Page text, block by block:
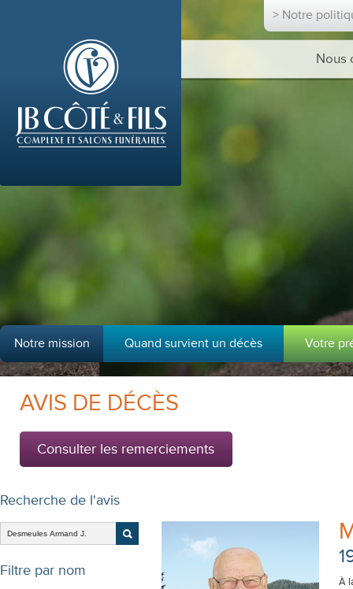
> Notre
Nous
Notre mission Quand survient un décès Votre
AVIS DE DÉCÈS
Consulter les remerciements
Recherche de l'avis
Filtre par nom
À